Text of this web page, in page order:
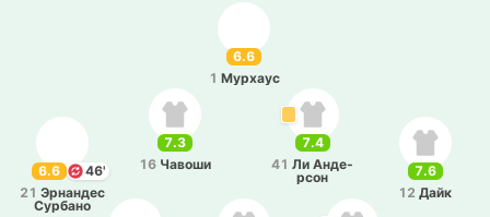
6.6
1 Му­рхаус
6.6
46'
21 Эрна­ндес
Су­рба­но
7.4
41 Ли Анде­
рсон
7.6
12 Дайк
7.3
16 Чавоши